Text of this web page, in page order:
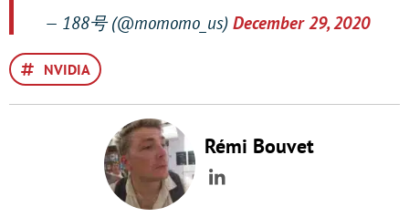
— 188号 (@momomo_us) December 29, 2020
NVIDIA
Rémi Bouvet
LinkedIn